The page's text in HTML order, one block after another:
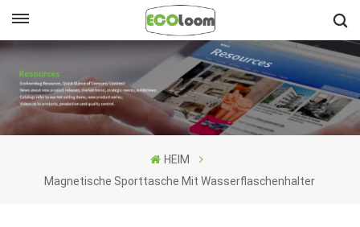
English
Français
HEIM
Magnetische Sporttasche Mit Wasserflaschenhalter